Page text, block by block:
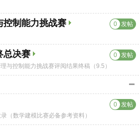
控制能力挑战赛 发帖
0
总决赛 发帖
0
与控制能力挑战赛评阅结果终稿（9.5）
发帖
0
（数学建模比赛必备参考资料）